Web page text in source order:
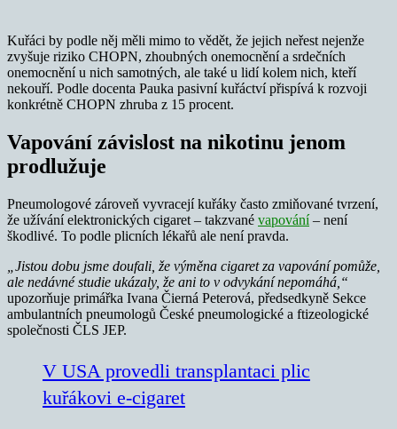
Kuřáci by podle něj měli mimo to vědět, že jejich neřest nejenže
zvyšuje riziko CHOPN, zhoubných onemocnění a srdečních
onemocnění u nich samotných, ale také u lidí kolem nich, kteří
nekouří. Podle docenta Pauka pasivní kuřáctví přispívá k rozvoji
konkrétně CHOPN zhruba z 15 procent.
Vapování závislost na nikotinu jenom
prodlužuje
Pneumologové zároveň vyvracejí kuřáky často zmiňované tvrzení,
že užívání elektronických cigaret – takzvané vapování– není
škodlivé. To podle plicních lékařů ale není pravda.
„Jistou dobu jsme doufali, že výměna cigaret za vapování pomůže,
ale nedávné studie ukázaly, že ani to v odvykání nepomáhá,“
upozorňuje primářka Ivana Čierná Peterová, předsedkyně Sekce
ambulantních pneumologů České pneumologické a ftizeologické
společnosti ČLS JEP.
V USA provedli transplantaci plic
kuřákovi e-cigaret